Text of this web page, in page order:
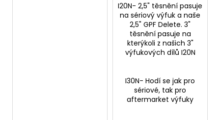
I20N- 2,5" těsnění pasuje
na sériový výfuk a naše
2,5" GPF Delete. 3"
těsnění pasuje na
kterýkoli z našich 3"
výfukových dílů I20N
I30N- Hodí se jak pro
sériové, tak pro
aftermarket výfuky